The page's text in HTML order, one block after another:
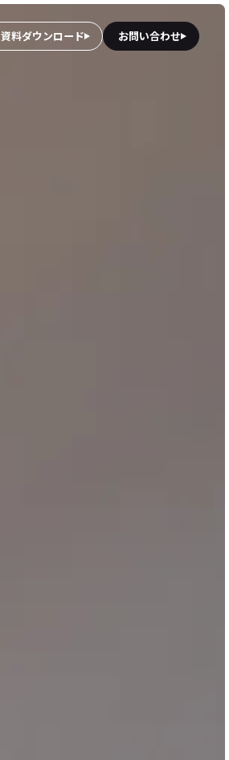
資料ダウンロード お問い合わせ